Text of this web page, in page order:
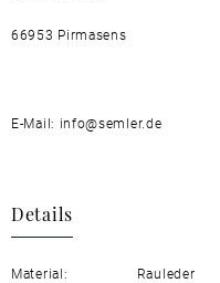
66953 Pirmasens
E-Mail: info@semler.de
Details
Material:
Rauleder